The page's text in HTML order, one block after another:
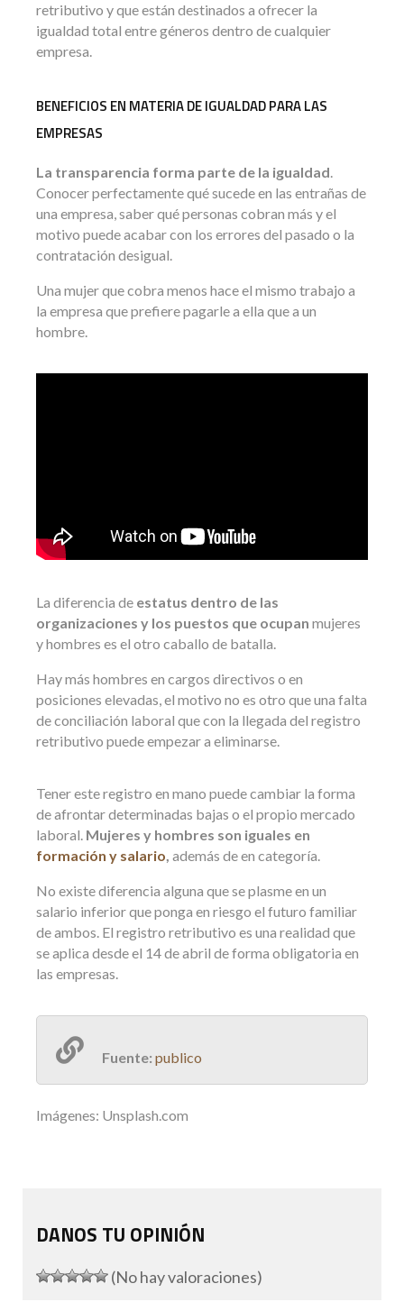
retributivo y que están destinados a ofrecer la
igualdad total entre géneros dentro de cualquier
empresa.
BENEFICIOS EN MATERIA DE IGUALDAD PARA LAS
EMPRESAS
La transparencia forma parte de la igualdad.
Conocer perfectamente qué sucede en las entrañas de
una empresa, saber qué personas cobran más y el
motivo puede acabar con los errores del pasado o la
contratación desigual.
Una mujer que cobra menos hace el mismo trabajo a
la empresa que prefiere pagarle a ella que a un
hombre.
La diferencia de estatus dentro de las
organizaciones y los puestos que ocupan mujeres
y hombres es el otro caballo de batalla.
Hay más hombres en cargos directivos o en
posiciones elevadas, el motivo no es otro que una falta
de conciliación laboral que con la llegada del registro
retributivo puede empezar a eliminarse.
Tener este registro en mano puede cambiar la forma
de afrontar determinadas bajas o el propio mercado
laboral. Mujeres y hombres son iguales en
formación y salario, además de en categoría.
No existe diferencia alguna que se plasme en un
salario inferior que ponga en riesgo el futuro familiar
de ambos. El registro retributivo es una realidad que
se aplica desde el 14 de abril de forma obligatoria en
las empresas.
Fuente: publico
Imágenes: Unsplash.com
DANOS TU OPINIÓN
(No hay valoraciones)